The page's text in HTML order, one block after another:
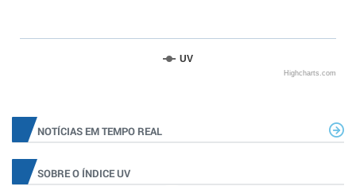
UV
Highcharts.com
NOTÍCIAS EM TEMPO REAL
SOBRE O ÍNDICE UV